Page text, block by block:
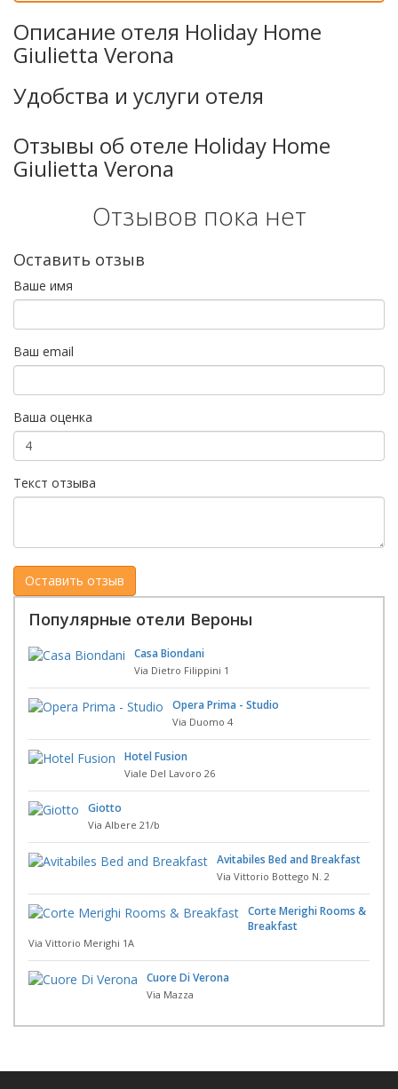
Описание отеля Holiday Home
Giulietta Verona
Удобства и услуги отеля
Отзывы об отеле Holiday Home
Giulietta Verona
Отзывов пока нет
Оставить отзыв
Ваше имя
Ваш email
Ваша оценка
Текст отзыва
Популярные отели Вероны
Casa Biondani
Via Dietro Filippini 1
Opera Prima - Studio
Via Duomo 4
Hotel Fusion
Viale Del Lavoro 26
Giotto
Via Albere 21/b
Avitabiles Bed and Breakfast
Via Vittorio Bottego N. 2
Corte Merighi Rooms &
Breakfast
Via Vittorio Merighi 1A
Cuore Di Verona
Via Mazza